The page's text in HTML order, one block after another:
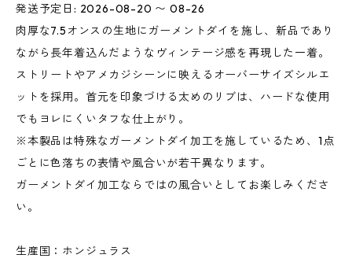
発送予定日: 2026-08-20 〜 08-26
肉厚な7.5オンスの生地にガーメントダイを施し、新品であり
ながら長年着込んだようなヴィンテージ感を再現した一着。
ストリートやアメカジシーンに映えるオーバーサイズシルエ
ットを採用。首元を印象づける太めのリブは、ハードな使用
でもヨレにくいタフな仕上がり。
※本製品は特殊なガーメントダイ加工を施しているため、1点
ごとに色落ちの表情や風合いが若干異なります。
ガーメントダイ加工ならではの風合いとしてお楽しみくださ
い。
生産国：ホンジュラス